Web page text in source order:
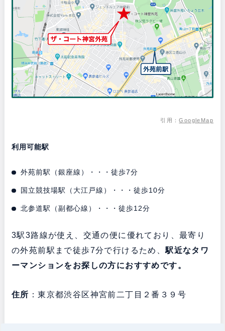
引用：GoogleMap
利用可能駅
外苑前駅（銀座線）・・・徒歩7分
国立競技場駅（大江戸線）・・・徒歩10分
北参道駅（副都心線）・・・徒歩12分
3駅3路線が使え、交通の便に優れており、最寄り
の外苑前駅まで徒歩7分で行けるため、駅近なタワ
ーマンションをお探しの方におすすめです。
住所 ：東京都渋谷区神宮前二丁目２番３９号